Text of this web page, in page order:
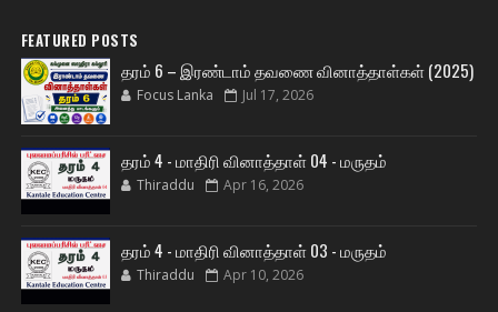
FEATURED POSTS
தரம் 6 – இரண்டாம் தவணை வினாத்தாள்கள் (2025)
Focus Lanka Jul 17, 2026
தரம் 4 - மாதிரி வினாத்தாள் 04 - மருதம்
Thiraddu Apr 16, 2026
தரம் 4 - மாதிரி வினாத்தாள் 03 - மருதம்
Thiraddu Apr 10, 2026